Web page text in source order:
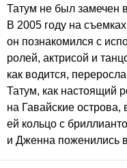
Татум не был замечен
В 2005 году на
он познакомился с
ролей, актрисой и
как водится,
Татум, как настоящий
на Гавайские острова,
ей кольцо с
и Дженна поженились